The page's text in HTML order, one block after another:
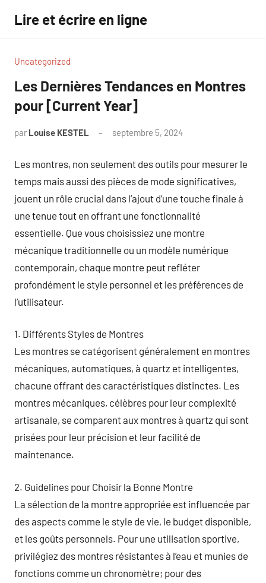
contenu
Lire et écrire en ligne
Uncategorized
Les Dernières Tendances en Montres
pour [Current Year]
par Louise KESTEL septembre 5, 2024
Les montres, non seulement des outils pour mesurer le
temps mais aussi des pièces de mode significatives,
jouent un rôle crucial dans l’ajout d’une touche finale à
une tenue tout en offrant une fonctionnalité
essentielle. Que vous choisissiez une montre
mécanique traditionnelle ou un modèle numérique
contemporain, chaque montre peut refléter
profondément le style personnel et les préférences de
l’utilisateur.
1. Différents Styles de Montres
Les montres se catégorisent généralement en montres
mécaniques, automatiques, à quartz et intelligentes,
chacune offrant des caractéristiques distinctes. Les
montres mécaniques, célèbres pour leur complexité
artisanale, se comparent aux montres à quartz qui sont
prisées pour leur précision et leur facilité de
maintenance.
2. Guidelines pour Choisir la Bonne Montre
La sélection de la montre appropriée est influencée par
des aspects comme le style de vie, le budget disponible,
et les goûts personnels. Pour une utilisation sportive,
privilégiez des montres résistantes à l’eau et munies de
fonctions comme un chronomètre; pour des